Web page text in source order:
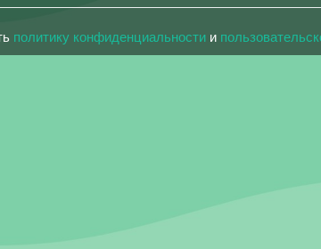
политику конфиденциальности и